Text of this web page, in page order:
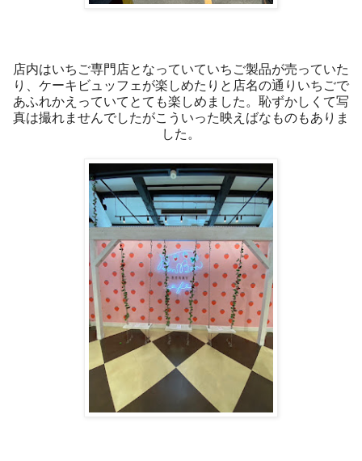
店内はいちご専門店となっていていちご製品が売っていた
り、ケーキビュッフェが楽しめたりと店名の通りいちごで
あふれかえっていてとても楽しめました。恥ずかしくて写
真は撮れませんでしたがこういった映えばなものもありま
した。